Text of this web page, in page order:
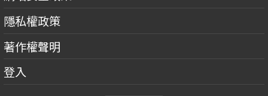
隱私權政策
著作權聲明
登入